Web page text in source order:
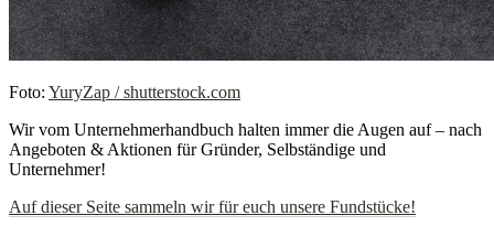
Foto: YuryZap / shutterstock.com
Wir vom Unternehmerhandbuch halten immer die Augen auf – nach
Angeboten & Aktionen für Gründer, Selbständige und
Unternehmer!
Auf dieser Seite sammeln wir für euch unsere Fundstücke!